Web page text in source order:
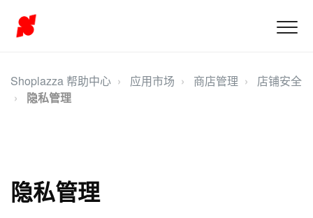
Shoplazza 帮助中心 应用市场 商店管理
店铺安全
隐私管理
隐私管理